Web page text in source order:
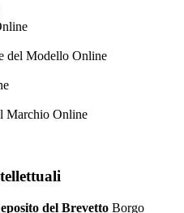
del Modello Online
Marchio Online
del Brevetto Borgo